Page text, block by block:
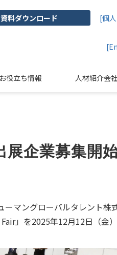
資料ダウンロード
[個
お役立ち情報 人材紹介会
企業募集開
マングローバルタレント株
」を2025年12月12日（金